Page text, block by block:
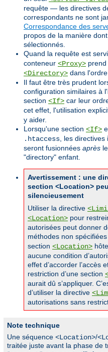
requête — les directives
correspondants ne sont
Correspondance des
propos de la manière
sélectionnés.
Quand la requête est
conteneur <Proxy>
<Directory> dans
Il faut être très prudent
configuration similaires à
section <If> car leur
cet effet, l'utilisation
y aider.
Lorsqu'une section <If>
.htaccess, les directives
seront fusionnées après
"directory" enfant.
Avertissement : une
section <Location>
silencieusement
Utiliser la directive
<Location> pour
autorisées peut donner
méthodes non
section <Location>
aucune condition
effet d’accorder l’accès
restriction d’une section
aurait dû s’appliquer.
d’utiliser la directive
autorisations sans
Note technique
Une séquence <Location>/
traitée juste avant la phase de